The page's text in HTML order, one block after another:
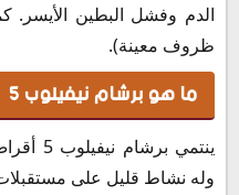
الدم وفشل البطين
ظروف معينة).
ما هو برشام نيفيلوب 5